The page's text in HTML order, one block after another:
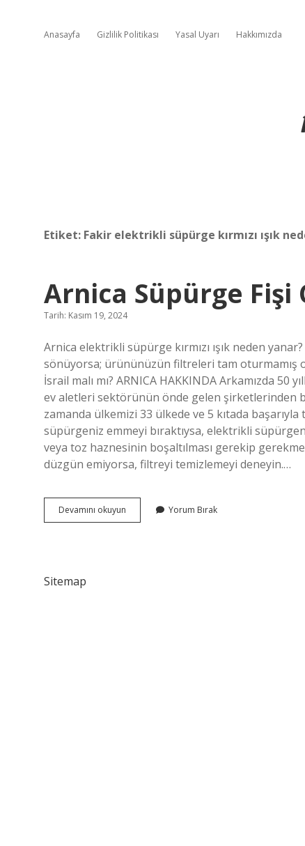
Anasayfa Gizlilik Politikası Yasal Uyarı Hakkımızda
Etiket: Fakir elektrikli süpürge kırmızı ışık
Arnica Süpürge Fişi
Tarih: Kasım 19, 2024
Arnica elektrikli süpürge kırmızı ışık neden
sönüyorsa; ürününüzün filtreleri tam oturmamış
İsrail malı mı? ARNICA HAKKINDA Arkamızda
ev aletleri sektörünün önde gelen şirketlerinden
zamanda ülkemizi 33 ülkede ve 5 kıtada
süpürgeniz emmeyi bıraktıysa, elektrikli
veya toz haznesinin boşaltılması gerekip
düzgün emiyorsa, filtreyi temizlemeyi deneyin.…
Devamını okuyun
Süpürge
Yorum Bırak
Sitemap